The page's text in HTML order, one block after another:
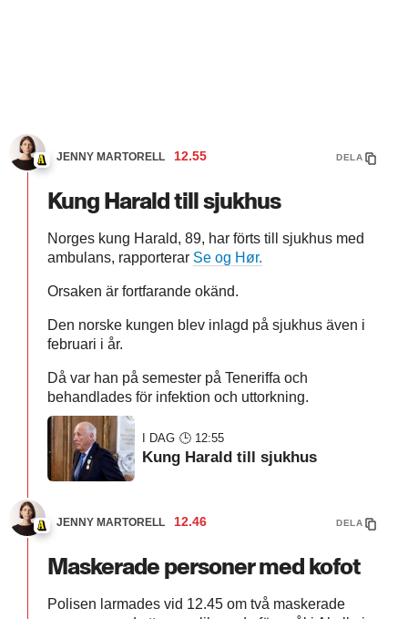
JENNY MARTORELL 12.55 DELA
Kung Harald till sjukhus
Norges kung Harald, 89, har förts till sjukhus med
ambulans, rapporterar Se og Hør.
Orsaken är fortfarande okänd.
Den norske kungen blev inlagd på sjukhus även i
februari i år.
Då var han på semester på Teneriffa och
behandlades för infektion och uttorkning.
I DAG 🕒 12:55
Kung Harald till sjukhus
JENNY MARTORELL 12.46 DELA
Maskerade personer med kofot
Polisen larmades vid 12.45 om två maskerade